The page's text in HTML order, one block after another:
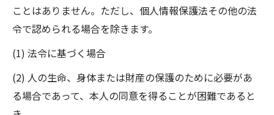
ことはありません。ただし、個人情報保護法その他の法
令で認められる場合を除きます。
(1) 法令に基づく場合
(2) 人の生命、身体または財産の保護のために必要があ
る場合であって、本人の同意を得ることが困難であると